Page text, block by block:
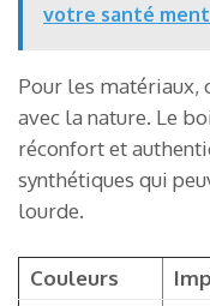
votre santé
Pour les matériaux,
avec la nature. Le
réconfort et
synthétiques qui
lourde.
Couleurs